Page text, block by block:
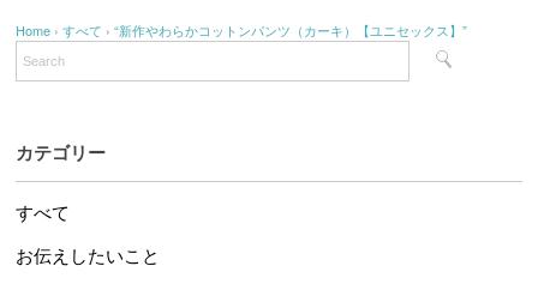
Home ›すべて ›“新作やわらかコットンパンツ（カーキ）【ユニセックス】”
カテゴリー
すべて
お伝えしたいこと